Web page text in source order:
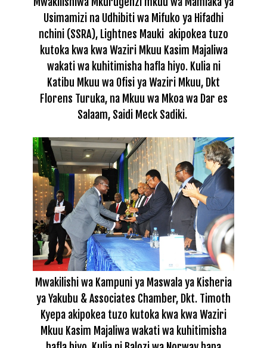
Usimamizi na Udhibiti wa Mifuko ya Hifadhi
nchini (SSRA), Lightnes Mauki akipokea tuzo
kutoka kwa kwa Waziri Mkuu Kasim Majaliwa
wakati wa kuhitimisha hafla hiyo. Kulia ni
Katibu Mkuu wa Ofisi ya Waziri Mkuu, Dkt
Florens Turuka, na Mkuu wa Mkoa wa Dar es
Salaam, Saidi Meck Sadiki.
Mwakilishi wa Kampuni ya Maswala ya Kisheria
ya Yakubu & Associates Chamber, Dkt. Timoth
Kyepa akipokea tuzo kutoka kwa kwa Waziri
Mkuu Kasim Majaliwa wakati wa kuhitimisha